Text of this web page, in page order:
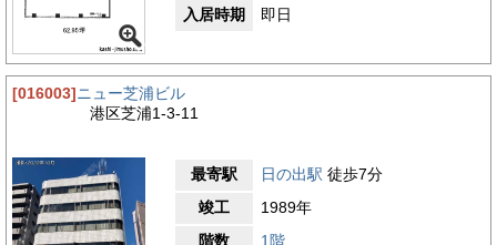
入居時期
即日
[016003]ニュー芝浦ビル
港区芝浦1-3-11
最寄駅 日の出駅 徒歩7分
竣工
1989年
階数
1階